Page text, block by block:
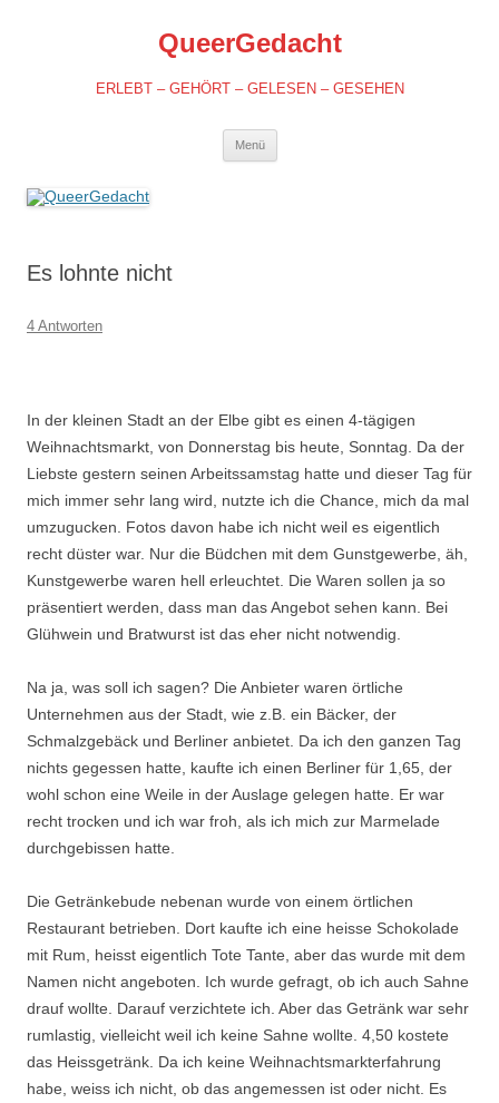
QueerGedacht
ERLEBT – GEHÖRT – GELESEN – GESEHEN
Menü
Es lohnte nicht
4 Antworten
In der kleinen Stadt an der Elbe gibt es einen 4-tägigen
Weihnachtsmarkt, von Donnerstag bis heute, Sonntag. Da der
Liebste gestern seinen Arbeitssamstag hatte und dieser Tag für
mich immer sehr lang wird, nutzte ich die Chance, mich da mal
umzugucken. Fotos davon habe ich nicht weil es eigentlich
recht düster war. Nur die Büdchen mit dem Gunstgewerbe, äh,
Kunstgewerbe waren hell erleuchtet. Die Waren sollen ja so
präsentiert werden, dass man das Angebot sehen kann. Bei
Glühwein und Bratwurst ist das eher nicht notwendig.
Na ja, was soll ich sagen? Die Anbieter waren örtliche
Unternehmen aus der Stadt, wie z.B. ein Bäcker, der
Schmalzgebäck und Berliner anbietet. Da ich den ganzen Tag
nichts gegessen hatte, kaufte ich einen Berliner für 1,65, der
wohl schon eine Weile in der Auslage gelegen hatte. Er war
recht trocken und ich war froh, als ich mich zur Marmelade
durchgebissen hatte.
Die Getränkebude nebenan wurde von einem örtlichen
Restaurant betrieben. Dort kaufte ich eine heisse Schokolade
mit Rum, heisst eigentlich Tote Tante, aber das wurde mit dem
Namen nicht angeboten. Ich wurde gefragt, ob ich auch Sahne
drauf wollte. Darauf verzichtete ich. Aber das Getränk war sehr
rumlastig, vielleicht weil ich keine Sahne wollte. 4,50 kostete
das Heissgetränk. Da ich keine Weihnachtsmarkterfahrung
habe, weiss ich nicht, ob das angemessen ist oder nicht. Es